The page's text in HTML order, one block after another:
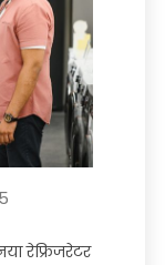
रेफ्रिजरेटर